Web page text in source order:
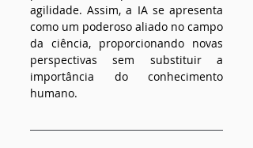
agilidade. Assim, a IA se apresenta
como um poderoso aliado no campo
da ciência, proporcionando novas
perspectivas sem substituir a
importância do conhecimento
humano.